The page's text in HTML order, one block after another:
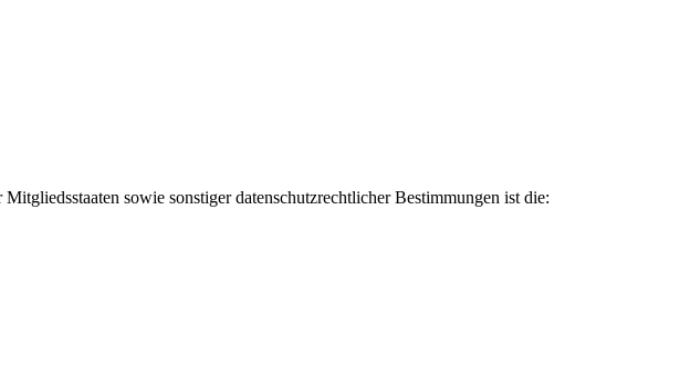
sowie sonstiger datenschutzrechtlicher Bestimmungen ist die: